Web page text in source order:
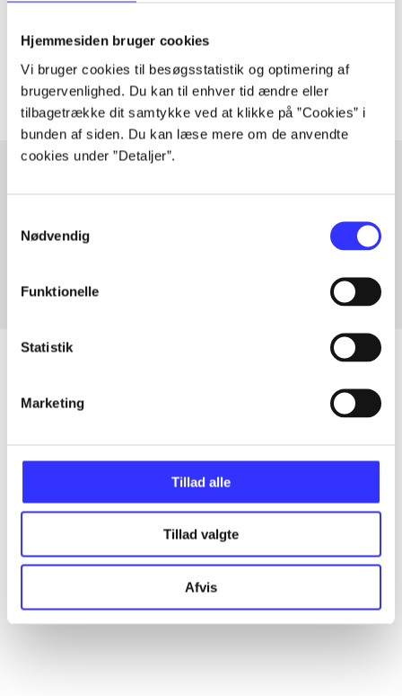
Hjemmesiden bruger cookies
Vi bruger cookies til besøgsstatistik og optimering af
brugervenlighed. Du kan til enhver tid ændre eller
tilbagetrække dit samtykke ved at klikke på ”Cookies” i
bunden af siden. Du kan læse mere om de anvendte
cookies under ”Detaljer”.
Nødvendig
Funktionelle
Statistik
Marketing
Tillad alle
Tillad valgte
Afvis
lorem ipsum dolor sit amet ...
Fra
Artikler
...
...